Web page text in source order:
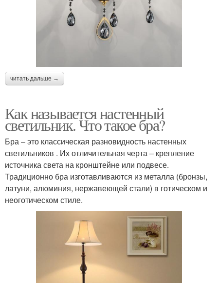
читать дальше →
Как называется настенный
светильник. Что такое бра?
Бра – это классическая разновидность настенных
светильников . Их отличительная черта – крепление
источника света на кронштейне или подвесе.
Традиционно бра изготавливаются из металла (бронзы,
латуни, алюминия, нержавеющей стали) в готическом и
неоготическом стиле.